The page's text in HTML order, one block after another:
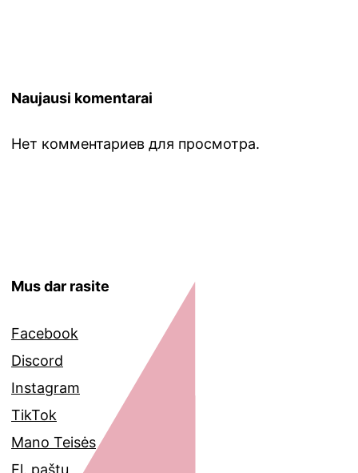
Naujausi komentarai
Нет комментариев для просмотра.
Mus dar rasite
Facebook
Discord
Instagram
TikTok
Mano Teisės